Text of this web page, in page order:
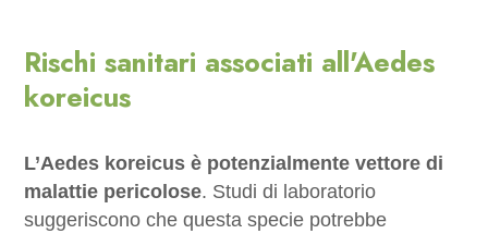
Rischi sanitari associati all'Aedes
koreicus
L’Aedes koreicus è potenzialmente vettore di
malattie pericolose. Studi di laboratorio
suggeriscono che questa specie potrebbe